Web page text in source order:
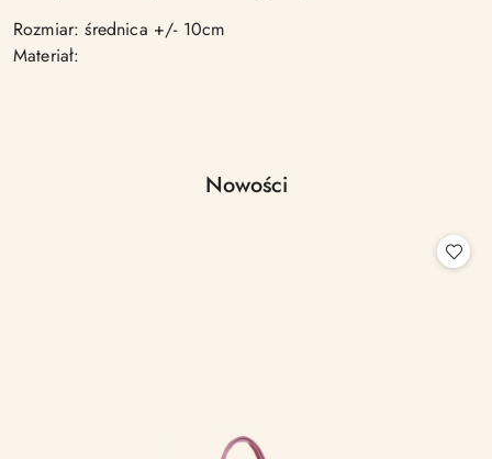
Rozmiar: średnica +/- 10cm
Materiał:
Pomiń karuzelę produktów
Produkty
Nowości